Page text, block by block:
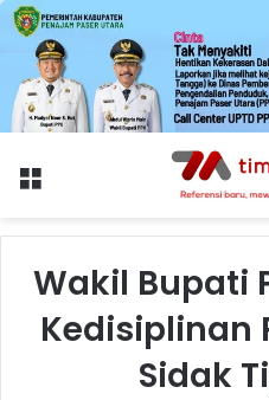
Menu
Wakil Bupati
Kedisiplinan
Sidak